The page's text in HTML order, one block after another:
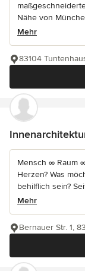
Nähe von
Mehr
83104
Mensch ∞ Raum
Herzen? Was
behilflich sein?
Mehr
Bernauer Str. 1,